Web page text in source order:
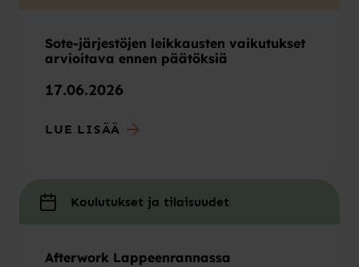
Sote-järjestöjen leikkausten vaikutukset
arvioitava ennen päätöksiä
17.06.2026
LUE LISÄÄ
Koulutukset ja tilaisuudet
Afterwork Lappeenrannassa